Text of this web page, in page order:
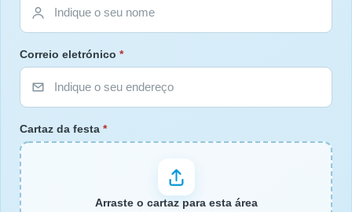
Correio eletrónico *
Cartaz da festa *
Arraste o cartaz para esta área